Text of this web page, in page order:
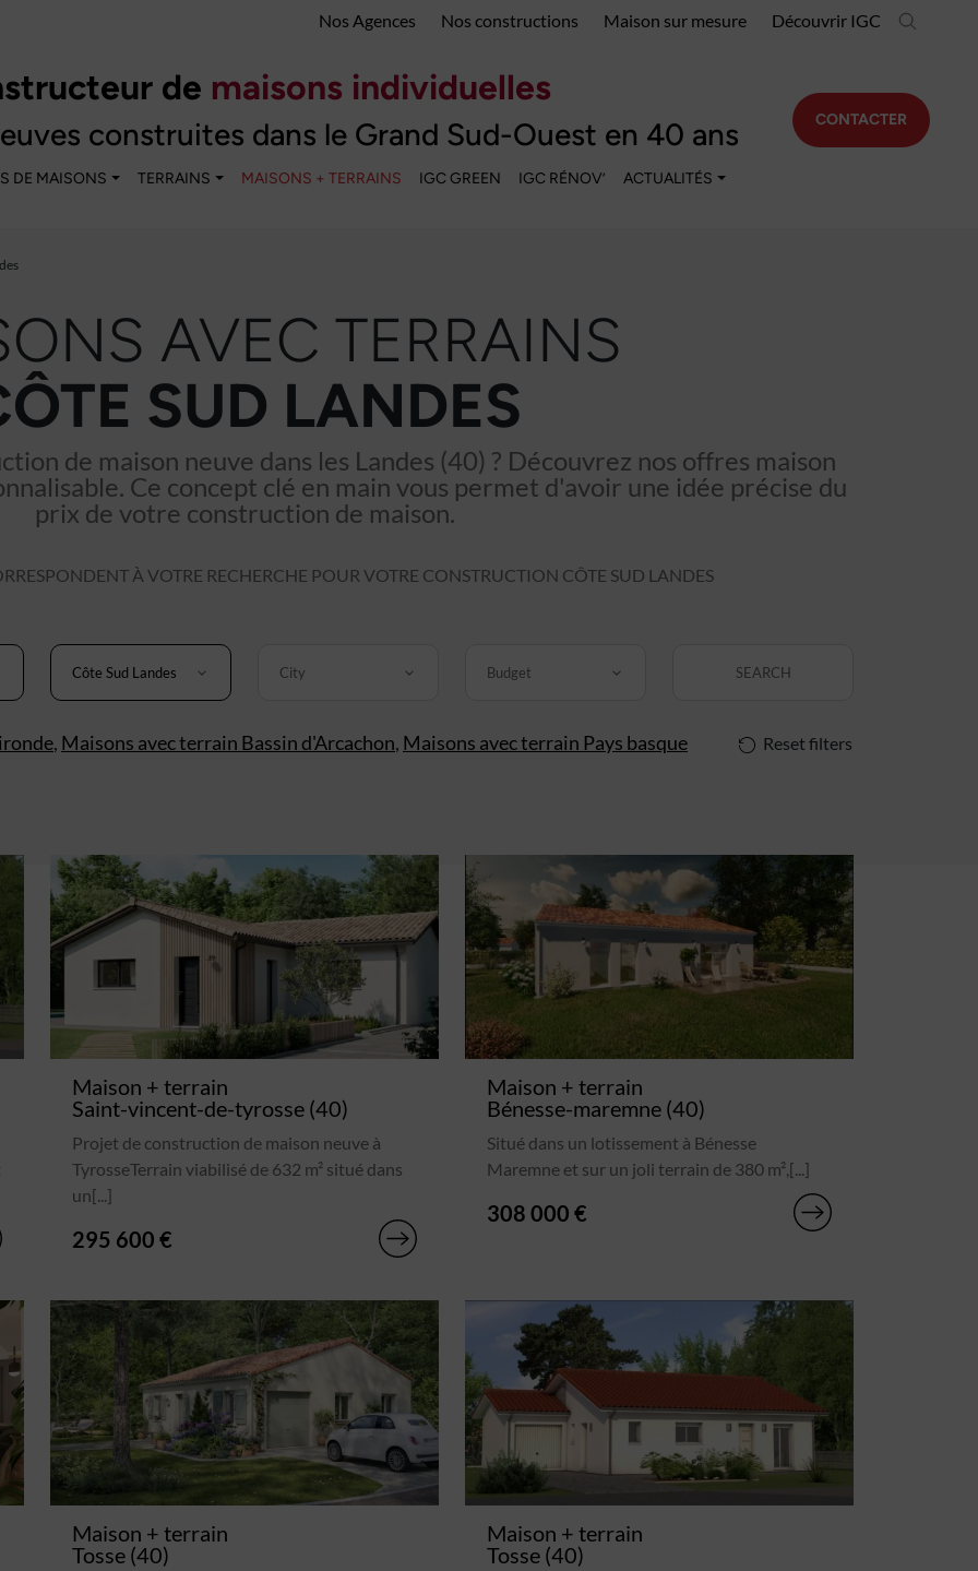
Nos Agences Nos constructions Maison sur mesure Découvrir IGC
de maisons individuelles
construites dans le Grand Sud-Ouest en 40 ans
DE MAISONS TERRAINS MAISONS + TERRAINS IGC GREEN IGC RÉNOV’ ACTUALITÉS
CONTACTER
AVEC TERRAINS
SUD LANDES
de maison neuve dans les Landes (40) ? Découvrez nos offres maison
Ce concept clé en main vous permet d'avoir une idée précise du
prix de votre construction de maison.
À VOTRE RECHERCHE POUR VOTRE CONSTRUCTION CÔTE SUD LANDES
Côte Sud Landes City Budget SEARCH
, Maisons avec terrain Bassin d'Arcachon, Maisons avec terrain Pays basque Reset filters
Maison + terrain
Saint-vincent-de-tyrosse (40)
Projet de construction de maison neuve à
TyrosseTerrain viabilisé de 632 m² situé dans
un[...]
295 600 €
Maison + terrain
Bénesse-maremne (40)
Situé dans un lotissement à Bénesse
Maremne et sur un joli terrain de 380 m²,[...]
308 000 €
Maison + terrain
Tosse (40)
Maison + terrain
Tosse (40)